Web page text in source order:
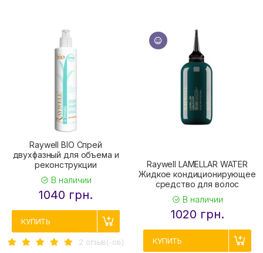
Raywell BIO Спрей
двухфазный для объема и
реконструкции
В наличии
1040 грн.
КУПИТЬ
2 отзыв(-ов)
Raywell LAMELLAR WATER
Жидкое кондиционирующее
средство для волос
В наличии
1020 грн.
КУПИТЬ